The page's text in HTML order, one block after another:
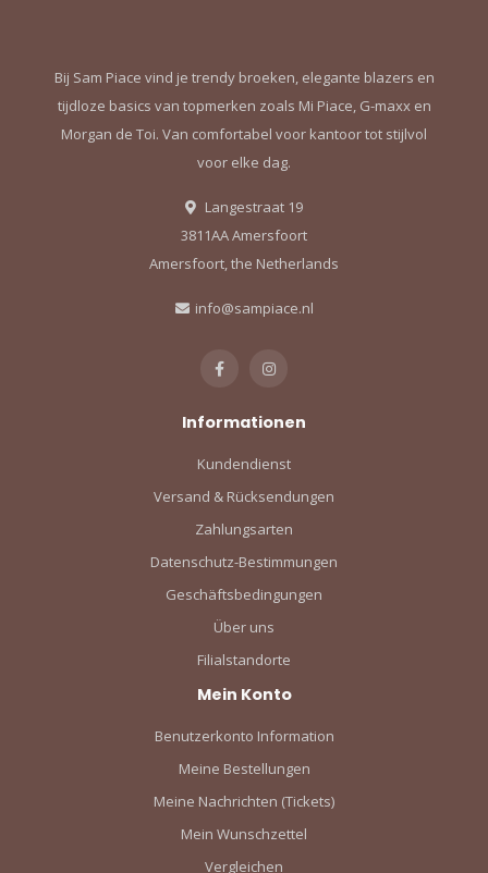
Bij Sam Piace vind je trendy broeken, elegante blazers en
tijdloze basics van topmerken zoals Mi Piace, G-maxx en
Morgan de Toi. Van comfortabel voor kantoor tot stijlvol
voor elke dag.
Langestraat 19
3811AA Amersfoort
Amersfoort, the Netherlands
info@sampiace.nl
Informationen
Kundendienst
Versand & Rücksendungen
Zahlungsarten
Datenschutz-Bestimmungen
Geschäftsbedingungen
Über uns
Filialstandorte
Mein Konto
Benutzerkonto Information
Meine Bestellungen
Meine Nachrichten (Tickets)
Mein Wunschzettel
Vergleichen